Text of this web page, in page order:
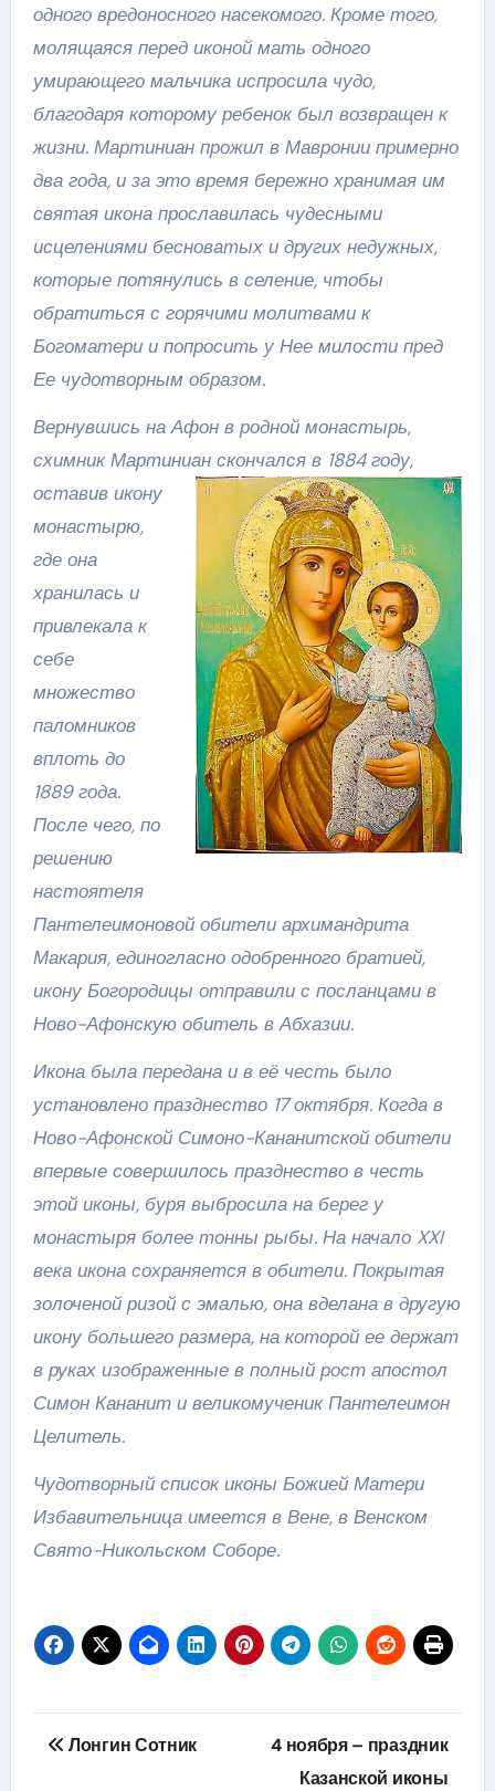
одного вредоносного насекомого. Кроме того,
молящаяся перед иконой мать одного
умирающего мальчика испросила чудо,
благодаря которому ребенок был возвращен к
жизни. Мартиниан прожил в Мавронии примерно
два года, и за это время бережно хранимая им
святая икона прославилась чудесными
исцелениями бесноватых и других недужных,
которые потянулись в селение, чтобы
обратиться с горячими молитвами к
Богоматери и попросить у Нее милости пред
Ее чудотворным образом.
Вернувшись на Афон в родной монастырь,
схимник Мартиниан скончался в 1884 году,
оставив икону
монастырю,
где она
хранилась и
привлекала к
себе
множество
паломников
вплоть до
1889 года.
После чего, по
решению
настоятеля
Пантелеимоновой обители архимандрита
Макария, единогласно одобренного братией,
икону Богородицы отправили с посланцами в
Ново-Афонскую обитель в Абхазии.
Икона была передана и в её честь было
установлено празднество 17 октября. Когда в
Ново-Афонской Симоно-Кананитской обители
впервые совершилось празднество в честь
этой иконы, буря выбросила на берег у
монастыря более тонны рыбы. На начало XXI
века икона сохраняется в обители. Покрытая
золоченой ризой с эмалью, она вделана в другую
икону большего размера, на которой ее держат
в руках изображенные в полный рост апостол
Симон Кананит и великомученик Пантелеимон
Целитель.
Чудотворный список иконы Божией Матери
Избавительница имеется в Вене, в Венском
Свято-Никольском Соборе.
Навігація
Лонгин Сотник
4 ноября – праздник
Казанской иконы